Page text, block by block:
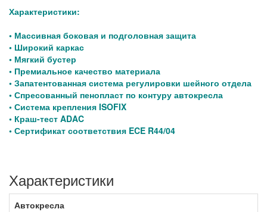
Характеристики:
• Массивная боковая и подголовная защита
• Широкий каркас
• Мягкий бустер
• Премиальное качество материала
• Запатентованная система регулировки шейного отдела
• Спресованный пенопласт по контуру автокресла
• Система крепления ISOFIX
• Краш-тест ADAC
• Сертификат соответствия ECE R44/04
Характеристики
Автокресла